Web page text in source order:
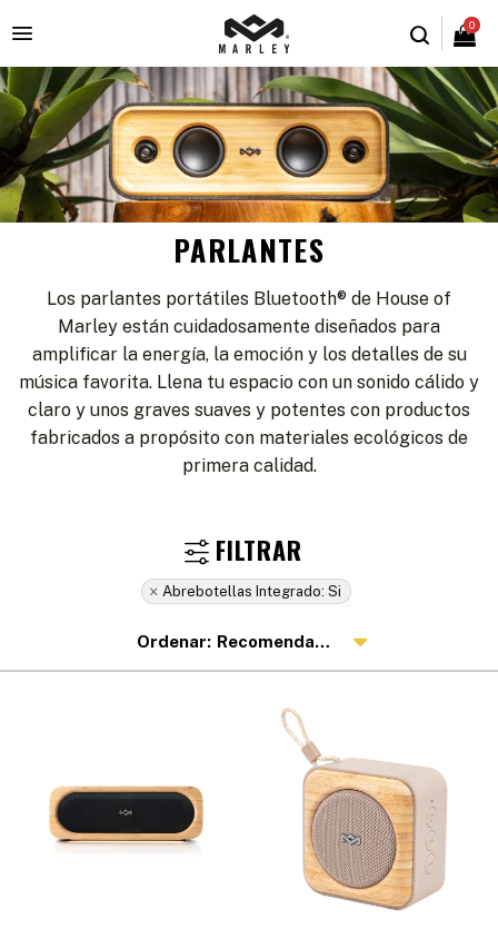
0

PARLANTES
Los parlantes portátiles Bluetooth® de House of
Marley están cuidadosamente diseñados para
amplificar la energía, la emoción y los detalles de su
música favorita. Llena tu espacio con un sonido cálido y
claro y unos graves suaves y potentes con productos
fabricados a propósito con materiales ecológicos de
primera calidad.
Abrebotellas Integrado: Si
Recomendados